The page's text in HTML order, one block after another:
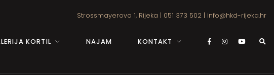
Strossmayerova 1, Rijeka | 051 373 502 | info@hkd-rijeka.hr
KORTIL NAJAM KONTAKT